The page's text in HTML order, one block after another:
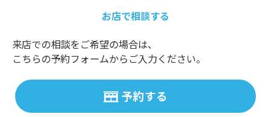
お店で相談する
来店での相談をご希望の場合は、
こちらの予約フォームからご入力ください。
予約する